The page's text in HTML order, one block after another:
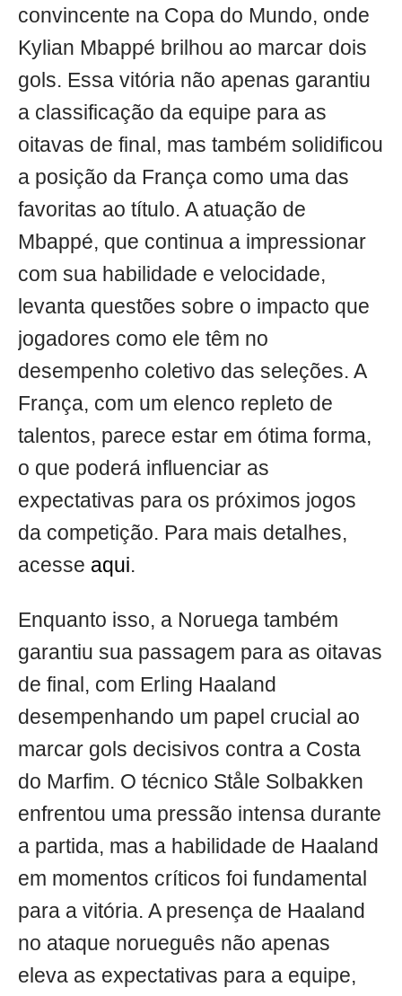
convincente na Copa do Mundo, onde
Kylian Mbappé brilhou ao marcar dois
gols. Essa vitória não apenas garantiu
a classificação da equipe para as
oitavas de final, mas também solidificou
a posição da França como uma das
favoritas ao título. A atuação de
Mbappé, que continua a impressionar
com sua habilidade e velocidade,
levanta questões sobre o impacto que
jogadores como ele têm no
desempenho coletivo das seleções. A
França, com um elenco repleto de
talentos, parece estar em ótima forma,
o que poderá influenciar as
expectativas para os próximos jogos
da competição. Para mais detalhes,
acesse aqui.
Enquanto isso, a Noruega também
garantiu sua passagem para as oitavas
de final, com Erling Haaland
desempenhando um papel crucial ao
marcar gols decisivos contra a Costa
do Marfim. O técnico Ståle Solbakken
enfrentou uma pressão intensa durante
a partida, mas a habilidade de Haaland
em momentos críticos foi fundamental
para a vitória. A presença de Haaland
no ataque norueguês não apenas
eleva as expectativas para a equipe,